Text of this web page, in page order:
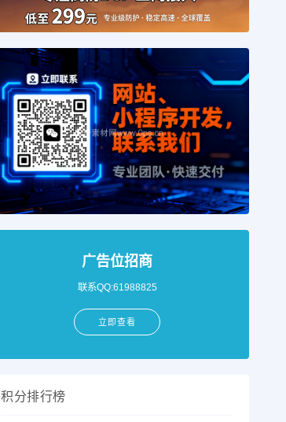
广告位招商
联系QQ:61988825
立即查看
积分排行榜